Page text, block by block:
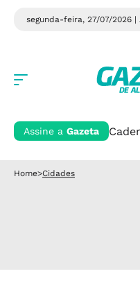
segunda-feira, 27/07/2026 |
Assine a Gazeta
Home>Cidades